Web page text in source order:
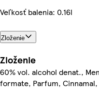
Veľkosť balenia: 0.16l
Zloženie
Zloženie
60% vol. alcohol denat.,
formate, Parfum, Cinnamal,